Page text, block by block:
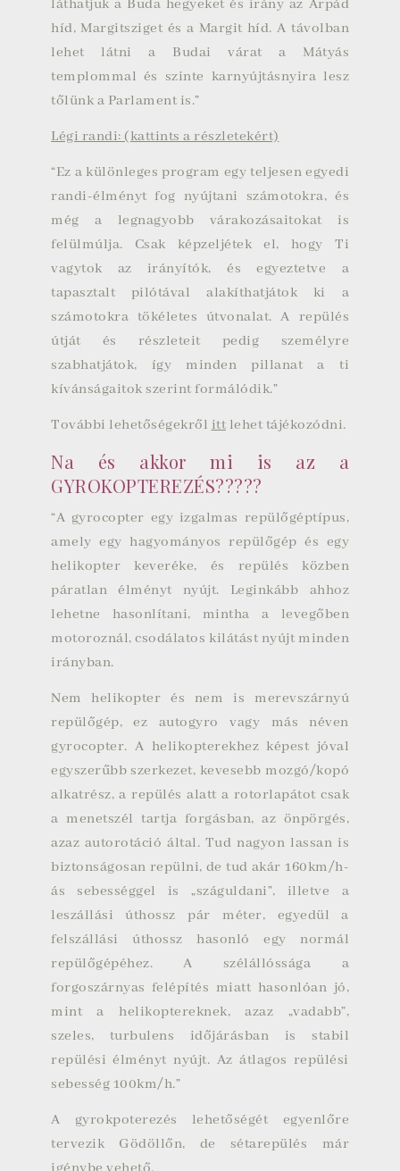
láthatjuk a Buda hegyeket és irány az Árpád
híd, Margitsziget és a Margit híd. A távolban
lehet látni a Budai várat a Mátyás
templommal és szinte karnyújtásnyira lesz
tőlünk a Parlament is.”
Légi randi: (kattints a részletekért)
“Ez a különleges program egy teljesen egyedi
randi-élményt fog nyújtani számotokra, és
még a legnagyobb várakozásaitokat is
felülmúlja. Csak képzeljétek el, hogy Ti
vagytok az irányítók, és egyeztetve a
tapasztalt pilótával alakíthatjátok ki a
számotokra tökéletes útvonalat. A repülés
útját és részleteit pedig személyre
szabhatjátok, így minden pillanat a ti
kívánságaitok szerint formálódik.”
További lehetőségekrőlitt lehet tájékozódni.
Na és akkor mi is az a
GYROKOPTEREZÉS?????
“A gyrocopter egy izgalmas repülőgéptípus,
amely egy hagyományos repülőgép és egy
helikopter keveréke, és repülés közben
páratlan élményt nyújt. Leginkább ahhoz
lehetne hasonlítani, mintha a levegőben
motoroznál, csodálatos kilátást nyújt minden
irányban.
Nem helikopter és nem is merevszárnyú
repülőgép, ez autogyro vagy más néven
gyrocopter. A helikopterekhez képest jóval
egyszerűbb szerkezet, kevesebb mozgó/kopó
alkatrész, a repülés alatt a rotorlapátot csak
a menetszél tartja forgásban, az önpörgés,
azaz autorotáció által. Tud nagyon lassan is
biztonságosan repülni, de tud akár 160km/h-
ás sebességgel is „száguldani”, illetve a
leszállási úthossz pár méter, egyedül a
felszállási úthossz hasonló egy normál
repülőgépéhez. A szélállóssága a
forgoszárnyas felépítés miatt hasonlóan jó,
mint a helikoptereknek, azaz „vadabb”,
szeles, turbulens időjárásban is stabil
repülési élményt nyújt. Az átlagos repülési
sebesség 100km/h.”
A gyrokpoterezés lehetőségét egyenlőre
tervezik Gödöllőn, de sétarepülés már